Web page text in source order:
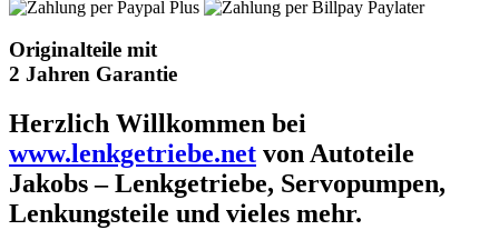
Originalteile mit
2 Jahren Garantie
Herzlich Willkommen bei
www.lenkgetriebe.net von Autoteile
Jakobs – Lenkgetriebe, Servopumpen,
Lenkungsteile und vieles mehr.